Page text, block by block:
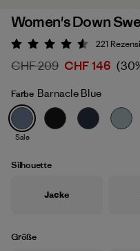
Women's Down
Bewertung: 4.6 / 5
221
CHF 209 CHF 146
Farbe Barnacle Blue
Sale
Silhouette
Jacke
Größe